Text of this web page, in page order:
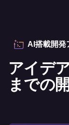
AI搭載開発
アイデ
までの